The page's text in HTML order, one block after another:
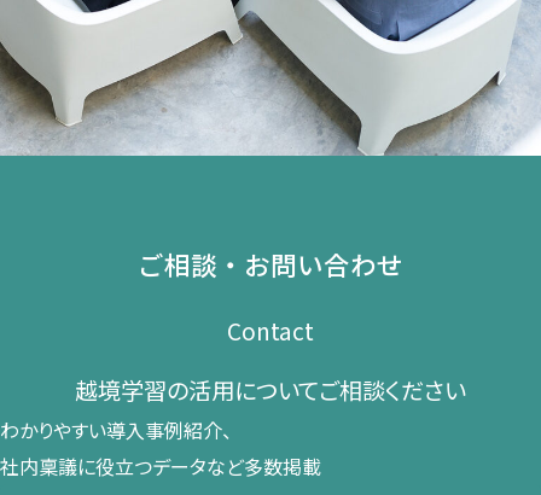
ご相談・お問い合わせ
Contact
越境学習の​活用に​ついて​ご相談ください​
わかりやすい導入事例紹介、​
社内稟議に​役立つデータなど​多数掲載